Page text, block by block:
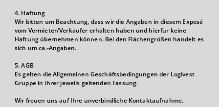
4. Haftung
Wir bitten um Beachtung, dass wir die Angaben in diesem Exposé
vom Vermieter/Verkäufer erhalten haben und hierfür keine
Haftung übernehmen können. Bei den Flächengrößen handelt es
sich um ca.-Angaben.
5. AGB
Es gelten die Allgemeinen Geschäftsbedingungen der Logivest
Gruppe in ihrer jeweils geltenden Fassung.
Wir freuen uns auf Ihre unverbindliche Kontaktaufnahme.